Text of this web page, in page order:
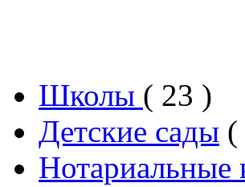
Школы ( 23 )
Детские сады (
Нотариальные